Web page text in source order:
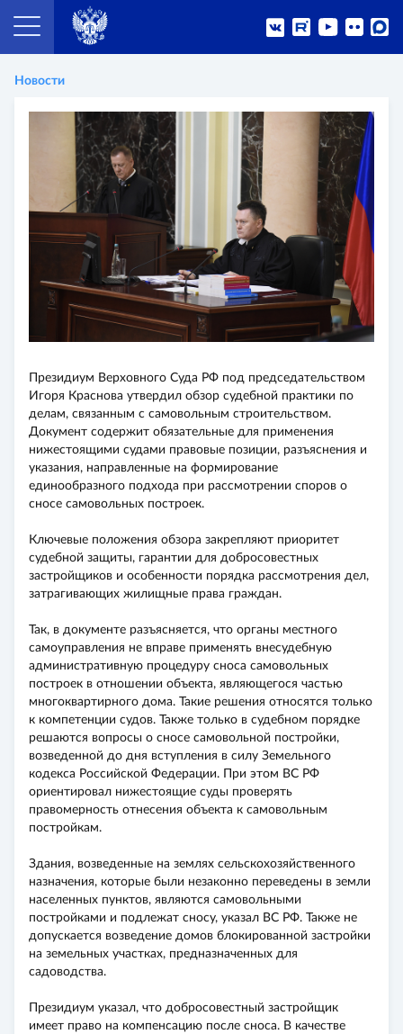
Новости
Президиум Верховного Суда РФ под председательством
Игоря Краснова утвердил обзор судебной практики по
делам, связанным с самовольным строительством.
Документ содержит обязательные для применения
нижестоящими судами правовые позиции, разъяснения и
указания, направленные на формирование
единообразного подхода при рассмотрении споров о
сносе самовольных построек.
Ключевые положения обзора закрепляют приоритет
судебной защиты, гарантии для добросовестных
застройщиков и особенности порядка рассмотрения дел,
затрагивающих жилищные права граждан.
Так, в документе разъясняется, что органы местного
самоуправления не вправе применять внесудебную
административную процедуру сноса самовольных
построек в отношении объекта, являющегося частью
многоквартирного дома. Такие решения относятся только
к компетенции судов. Также только в судебном порядке
решаются вопросы о сносе самовольной постройки,
возведенной до дня вступления в силу Земельного
кодекса Российской Федерации. При этом ВС РФ
ориентировал нижестоящие суды проверять
правомерность отнесения объекта к самовольным
постройкам.
Здания, возведенные на землях сельскохозяйственного
назначения, которые были незаконно переведены в земли
населенных пунктов, являются самовольными
постройками и подлежат сносу, указал ВС РФ. Также не
допускается возведение домов блокированной застройки
на земельных участках, предназначенных для
садоводства.
Президиум указал, что добросовестный застройщик
имеет право на компенсацию после сноса. В качестве